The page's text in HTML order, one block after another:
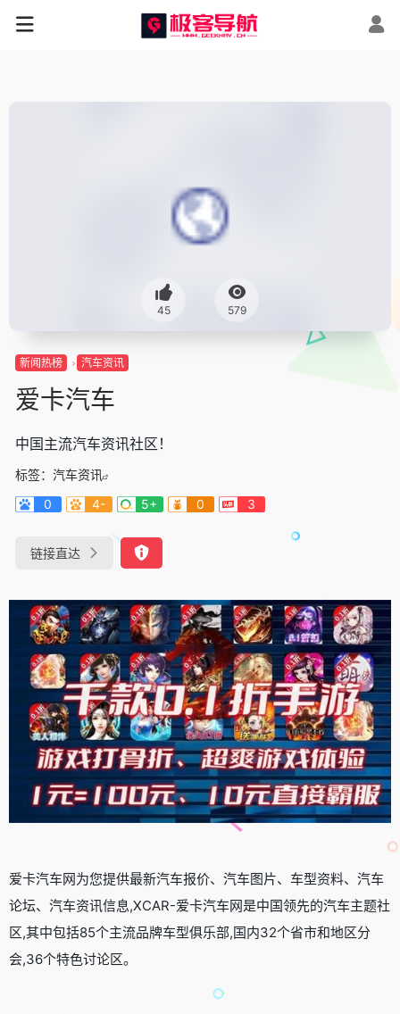
45 579
新闻热榜 汽车资讯
爱卡汽车
中国主流汽车资讯社区！
标签： 汽车资讯
0
4- 5+ 0 3
链接直达
爱卡汽车网为您提供最新汽车报价、汽车图片、车型资料、汽车
论坛、汽车资讯信息,XCAR-爱卡汽车网是中国领先的汽车主题社
区,其中包括85个主流品牌车型俱乐部,国内32个省市和地区分
会,36个特色讨论区。